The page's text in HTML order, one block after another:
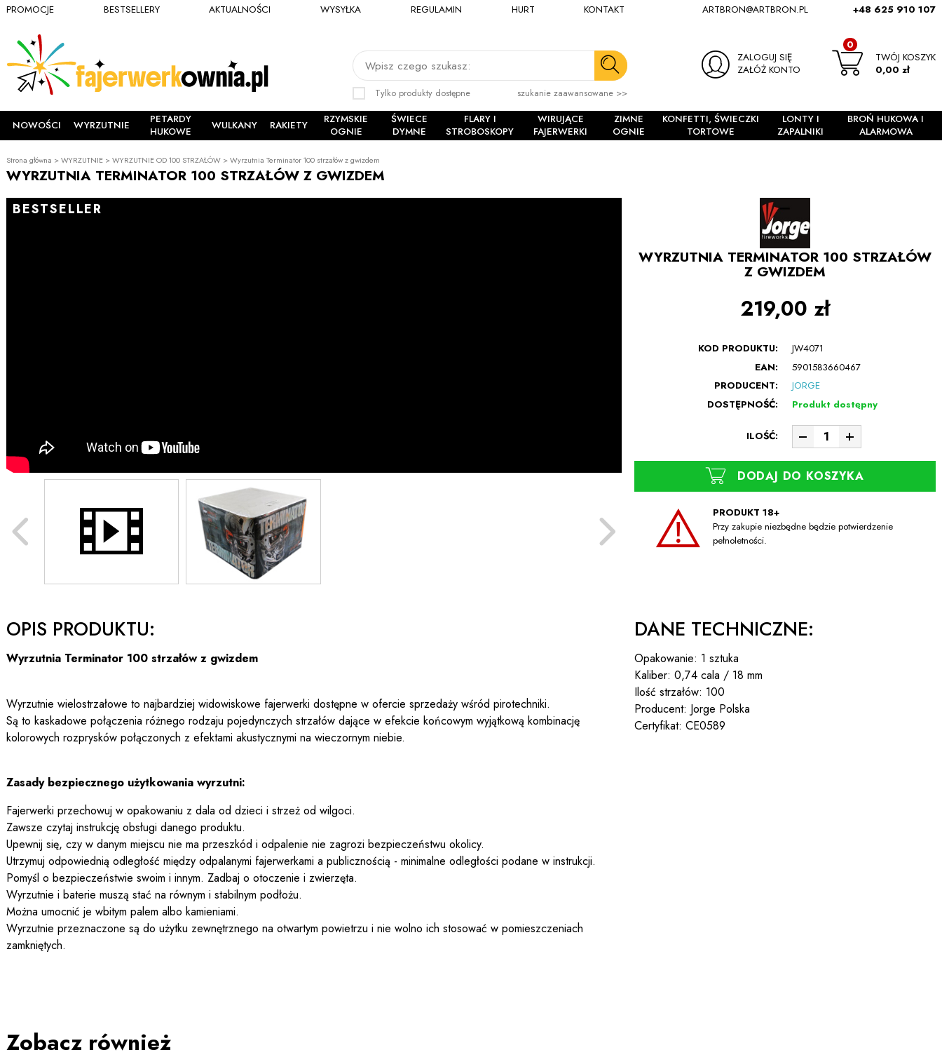
ARTBRON@ARTBRON.PL +48 625 910 107
Wpisz czego szukasz:
Tylko produkty dostępne szukanie zaawansowane >>
ZALOGUJ SIĘ
ZAŁÓŻ KONTO
TWÓJ KOSZYK
0
0,00 zł
PROMOCJE BESTSELLERY AKTUALNOŚCI WYSYŁKA REGULAMIN HURT KONTAKT
NOWOŚCI WYRZUTNIE
PETARDY
HUKOWE
WULKANY RAKIETY
RZYMSKIE
OGNIE
ŚWIECE
DYMNE
FLARY I
STROBOSKOPY
WIRUJĄCE
FAJERWERKI
ZIMNE
OGNIE
KONFETTI, ŚWIECZKI
TORTOWE
LONTY I
ZAPALNIKI
BROŃ HUKOWA I
ALARMOWA
Strona główna >WYRZUTNIE >WYRZUTNIE OD 100 STRZAŁÓW >Wyrzutnia Terminator 100 strzałów z gwizdem
WYRZUTNIA TERMINATOR 100 STRZAŁÓW Z GWIZDEM
BESTSELLER
WYRZUTNIA TERMINATOR 100 STRZAŁÓW
Z GWIZDEM
219,00 zł
KOD PRODUKTU:
JW4071
EAN:
5901583660467
PRODUCENT:
JORGE
DOSTĘPNOŚĆ:
Produkt dostępny
ILOŚĆ:
DODAJ DO KOSZYKA
PRODUKT 18+
Przy zakupie niezbędne będzie potwierdzenie
pełnoletności.
OPIS PRODUKTU:
Wyrzutnia Terminator 100 strzałów z gwizdem
Wyrzutnie wielostrzałowe to najbardziej widowiskowe fajerwerki dostępne w ofercie sprzedaży wśród pirotechniki.
Są to kaskadowe połączenia różnego rodzaju pojedynczych strzałów dające w efekcie końcowym wyjątkową kombinację
kolorowych rozprysków połączonych z efektami akustycznymi na wieczornym niebie.
Zasady bezpiecznego użytkowania wyrzutni:
Fajerwerki przechowuj w opakowaniu z dala od dzieci i strzeż od wilgoci.
Zawsze czytaj instrukcję obsługi danego produktu.
Upewnij się, czy w danym miejscu nie ma przeszkód i odpalenie nie zagrozi bezpieczeństwu okolicy.
Utrzymuj odpowiednią odległość między odpalanymi fajerwerkami a publicznością - minimalne odległości podane w instrukcji.
Pomyśl o bezpieczeństwie swoim i innym. Zadbaj o otoczenie i zwierzęta.
Wyrzutnie i baterie muszą stać na równym i stabilnym podłożu.
Można umocnić je wbitym palem albo kamieniami.
Wyrzutnie przeznaczone są do użytku zewnętrznego na otwartym powietrzu i nie wolno ich stosować w pomieszczeniach
zamkniętych.
DANE TECHNICZNE:
Opakowanie: 1 sztuka
Kaliber: 0,74 cala / 18 mm
Ilość strzałów: 100
Producent: Jorge Polska
Certyfikat: CE0589
Zobacz również